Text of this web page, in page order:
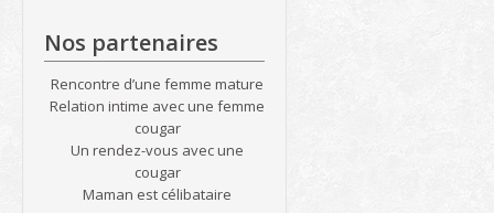
Nos partenaires
Rencontre d’une femme mature
Relation intime avec une femme
cougar
Un rendez-vous avec une
cougar
Maman est célibataire